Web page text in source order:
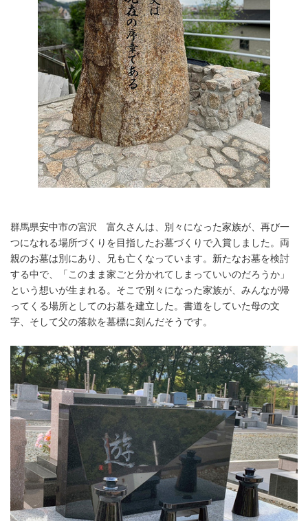
群馬県安中市の宮沢 富久さんは、別々になった家族が、再び一
つになれる場所づくりを目指したお墓づくりで入賞しました。両
親のお墓は別にあり、兄も亡くなっています。新たなお墓を検討
する中で、「このまま家ごと分かれてしまっていいのだろうか」
という想いが生まれる。そこで別々になった家族が、みんなが帰
ってくる場所としてのお墓を建立した。書道をしていた母の文
字、そして父の落款を墓標に刻んだそうです。
Japanese